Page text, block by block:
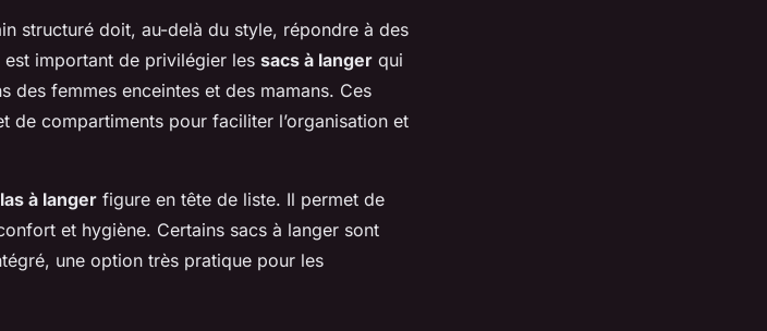
structuré doit, au-delà du style, répondre à des
important de privilégier les sacs à langer qui
des femmes enceintes et des mamans. Ces
de compartiments pour faciliter l’organisation et
à langer figure en tête de liste. Il permet de
et hygiène. Certains sacs à langer sont
une option très pratique pour les